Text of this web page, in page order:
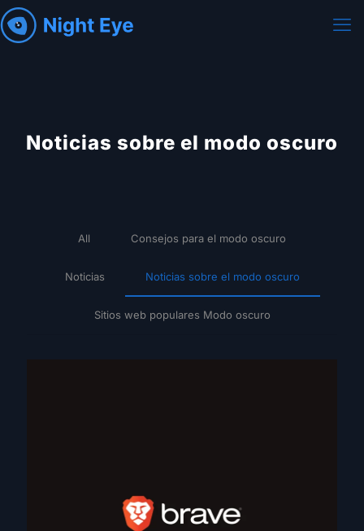
Noticias sobre el modo oscuro
All Consejos para el modo oscuro
Noticias Noticias sobre el modo oscuro
Sitios web populares Modo oscuro